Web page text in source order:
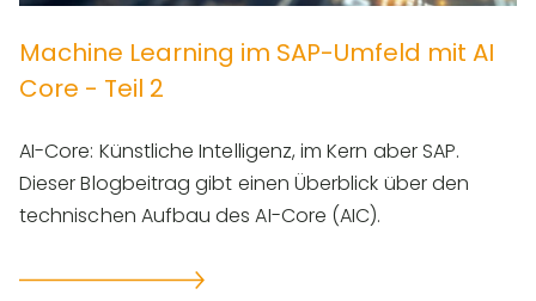
Machine Learning im SAP-Umfeld mit AI
Core - Teil 2
AI-Core: Künstliche Intelligenz, im Kern aber SAP.
Dieser Blogbeitrag gibt einen Überblick über den
technischen Aufbau des AI-Core (AIC).